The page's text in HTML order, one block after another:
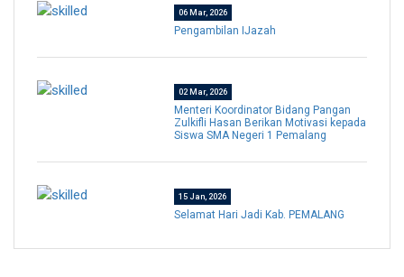
06 Mar, 2026
Pengambilan IJazah
02 Mar, 2026
Menteri Koordinator Bidang Pangan
Zulkifli Hasan Berikan Motivasi kepada
Siswa SMA Negeri 1 Pemalang
15 Jan, 2026
Selamat Hari Jadi Kab. PEMALANG